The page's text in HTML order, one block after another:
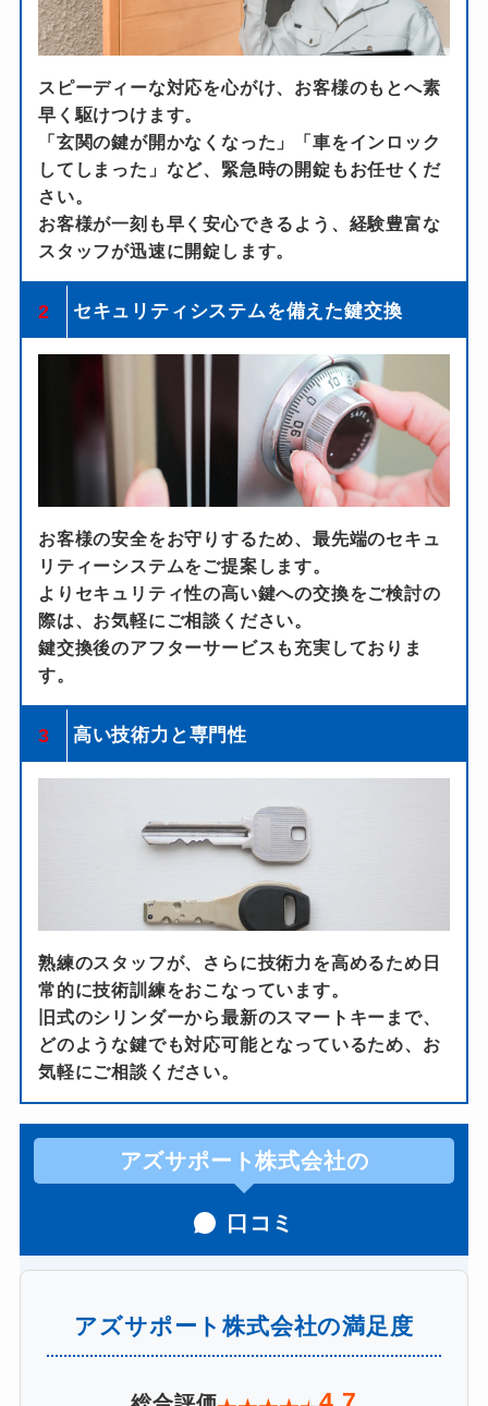
スピーディーな対応を心がけ、お客様のもとへ素
早く駆けつけます。
「玄関の鍵が開かなくなった」「車をインロック
してしまった」など、緊急時の開錠もお任せくだ
さい。
お客様が一刻も早く安心できるよう、経験豊富な
スタッフが迅速に開錠します。
2 セキュリティシステムを備えた鍵交換
お客様の安全をお守りするため、最先端のセキュ
リティーシステムをご提案します。
よりセキュリティ性の高い鍵への交換をご検討の
際は、お気軽にご相談ください。
鍵交換後のアフターサービスも充実しておりま
す。
3 高い技術力と専門性
熟練のスタッフが、さらに技術力を高めるため日
常的に技術訓練をおこなっています。
旧式のシリンダーから最新のスマートキーまで、
どのような鍵でも対応可能となっているため、お
気軽にご相談ください。
アズサポート株式会社の
口コミ
アズサポート株式会社の満足度